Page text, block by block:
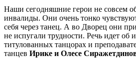
Наши сегодняшние герои не совсем
инвалиды. Они очень тонко
себя через танец. А во Дворец они
не испугали трудности. Речь идет об
титулованных танцорах и
танцев Ирике и Олесе